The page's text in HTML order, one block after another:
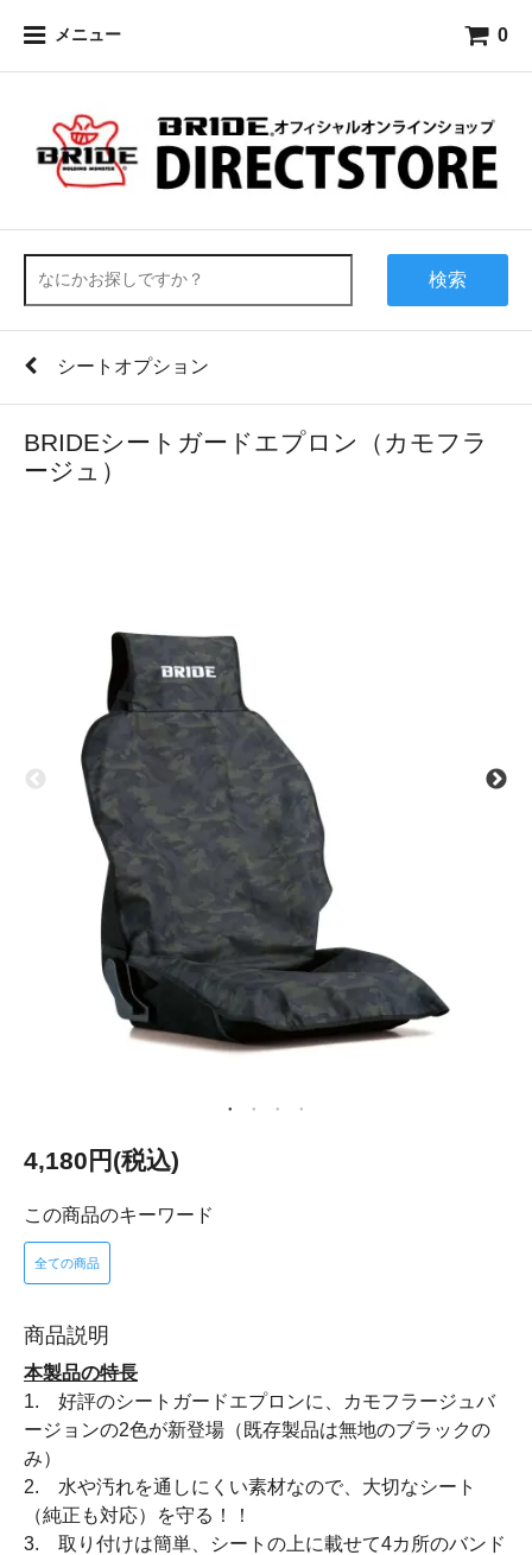
メニュー 0
検索
シートオプション
BRIDEシートガードエプロン（カモフラ
ージュ）
4,180円(税込)
この商品のキーワード
全ての商品
商品説明
本製品の特長
1. 好評のシートガードエプロンに、カモフラージュバ
ージョンの2色が新登場（既存製品は無地のブラックの
み）
2. 水や汚れを通しにくい素材なので、大切なシート
（純正も対応）を守る！！
3. 取り付けは簡単、シートの上に載せて4カ所のバンド